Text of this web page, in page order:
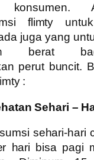
konsumen.
flimty
juga yang
berat
perut buncit.
:
Sehari –
sehari-hari
hari bisa pagi